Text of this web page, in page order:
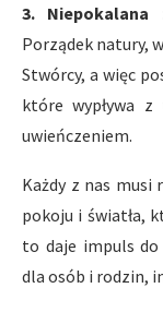
3. Niepokalana
Porządek natury,
Stwórcy, a więc
które wypływa
uwieńczeniem.
Każdy z nas
pokoju i światła,
to daje impuls do
dla osób i rodzin,